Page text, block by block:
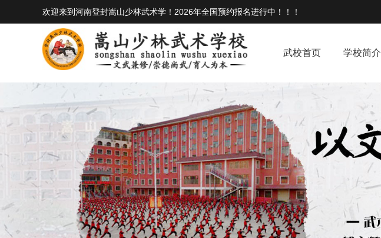
欢迎来到河南登封嵩山少林武术学！2026年全国预约报名进行中！！！
武校首页 学校简介